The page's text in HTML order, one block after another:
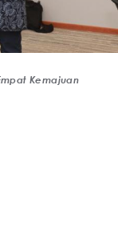
Kemajuan